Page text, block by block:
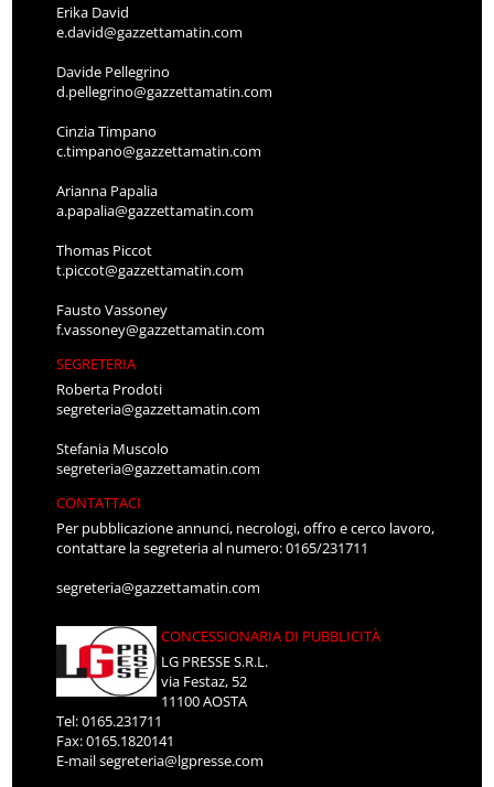
Erika David
e.david@gazzettamatin.com
Davide Pellegrino
d.pellegrino@gazzettamatin.com
Cinzia Timpano
c.timpano@gazzettamatin.com
Arianna Papalia
a.papalia@gazzettamatin.com
Thomas Piccot
t.piccot@gazzettamatin.com
Fausto Vassoney
f.vassoney@gazzettamatin.com
SEGRETERIA
Roberta Prodoti
segreteria@gazzettamatin.com
Stefania Muscolo
segreteria@gazzettamatin.com
CONTATTACI
Per pubblicazione annunci, necrologi, offro e cerco lavoro,
contattare la segreteria al numero: 0165/231711
segreteria@gazzettamatin.com
CONCESSIONARIA DI PUBBLICITÀ
LG PRESSE S.R.L.
via Festaz, 52
11100 AOSTA
Tel: 0165.231711
Fax: 0165.1820141
E-mailsegreteria@lgpresse.com